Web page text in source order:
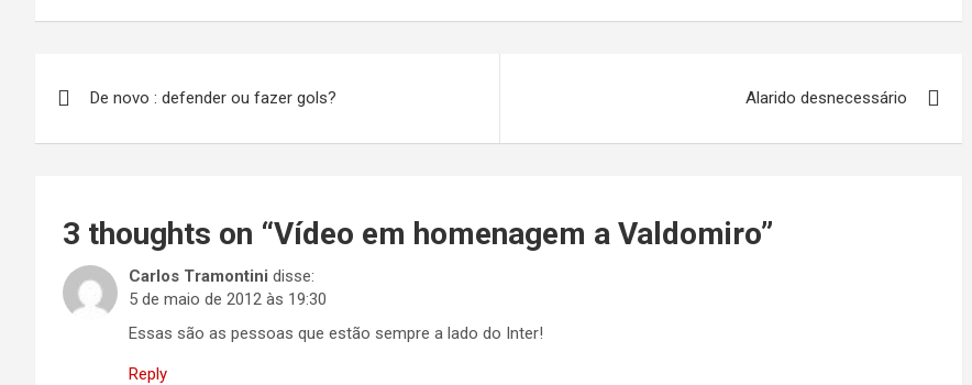
de
De novo : defender ou fazer gols? Alarido desnecessário
3 thoughts on “Vídeo em homenagem a Valdomiro”
Carlos Tramontini disse:
5 de maio de 2012 às 19:30
Essas são as pessoas que estão sempre a lado do Inter!
Reply